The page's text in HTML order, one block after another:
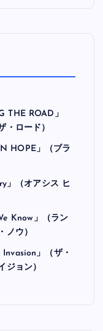
THE ROAD」
・ロード）
HOPE」（ブラ
」（オアシス ヒ
Know」（ラン
ノウ）
」（ザ・
ジョン）